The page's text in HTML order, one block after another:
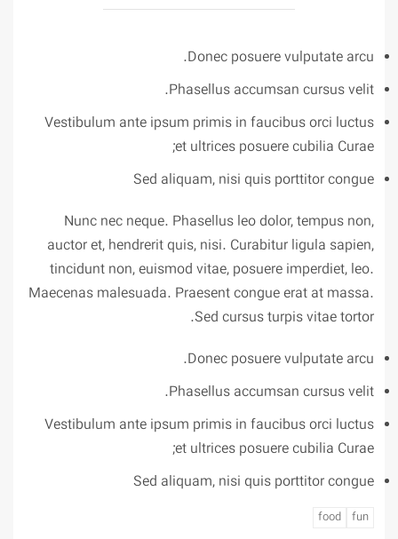
Donec posuere vulputate arcu.
Phasellus accumsan cursus velit.
Vestibulum ante ipsum primis in faucibus orci luctus
et ultrices posuere cubilia Curae;
Sed aliquam, nisi quis porttitor congue
Nunc nec neque. Phasellus leo dolor, tempus non,
auctor et, hendrerit quis, nisi. Curabitur ligula sapien,
tincidunt non, euismod vitae, posuere imperdiet, leo.
Maecenas malesuada. Praesent congue erat at massa.
Sed cursus turpis vitae tortor.
Donec posuere vulputate arcu.
Phasellus accumsan cursus velit.
Vestibulum ante ipsum primis in faucibus orci luctus
et ultrices posuere cubilia Curae;
Sed aliquam, nisi quis porttitor congue
food fun